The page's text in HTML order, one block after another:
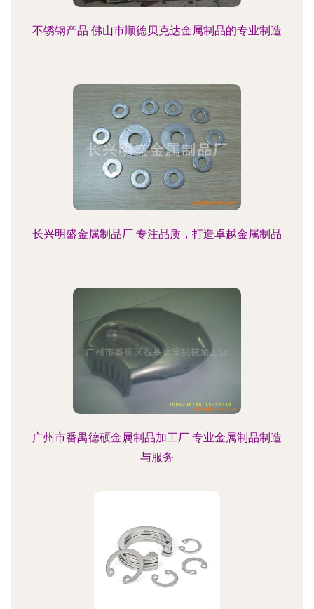
不锈钢产品 佛山市顺德贝克达金属制品的专业制造
长兴明盛金属制品厂 专注品质，打造卓越金属制品
广州市番禺德硕金属制品加工厂 专业金属制品制造
与服务